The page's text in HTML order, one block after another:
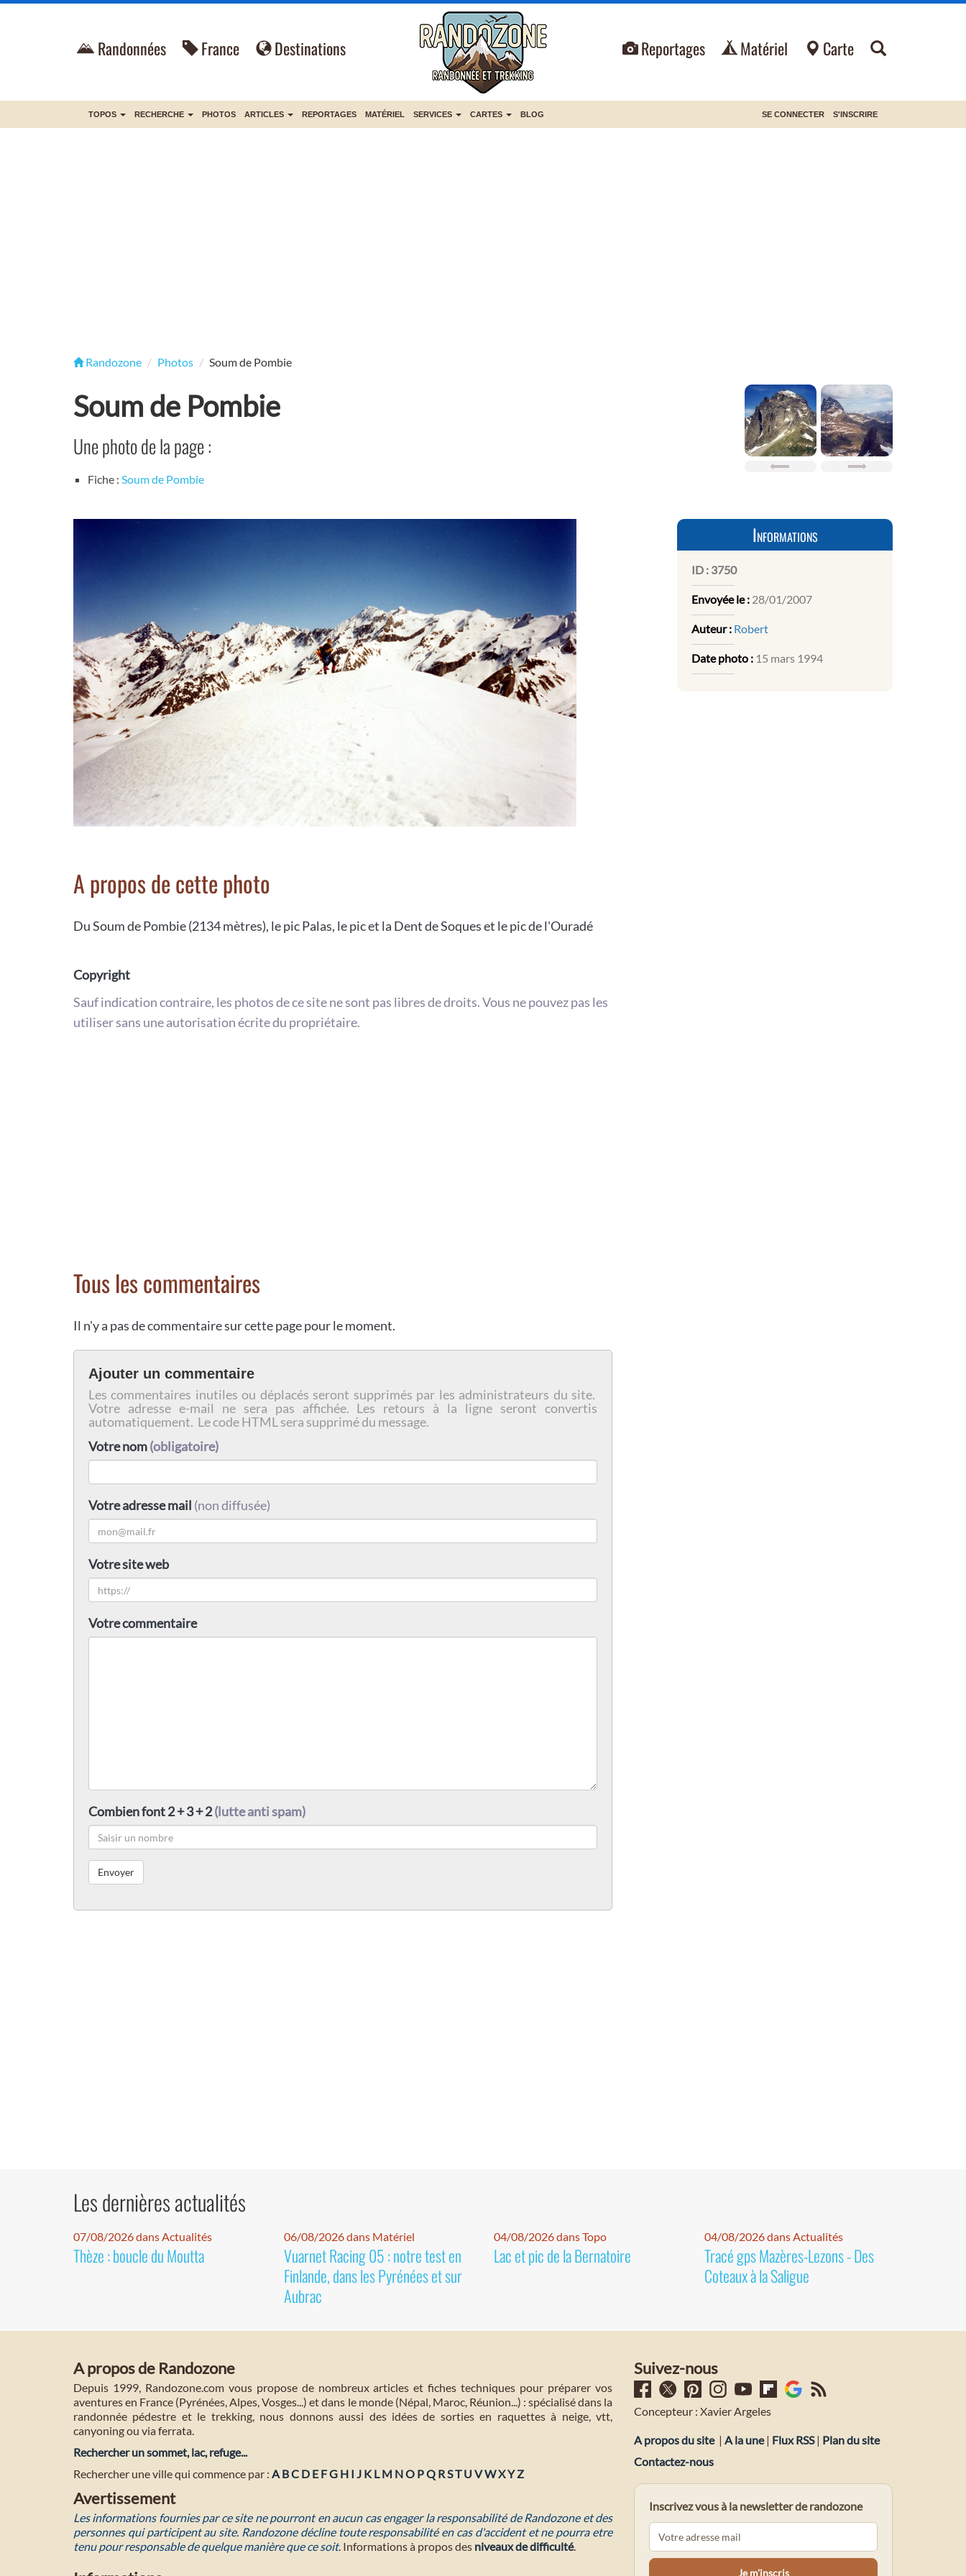
Randonnées France Destinations Reportages Matériel Carte
TOPOS RECHERCHE PHOTOS ARTICLES REPORTAGES MATÉRIEL SERVICES CARTES BLOG SE CONNECTER S'INSCRIRE
Randozone Photos Soum de Pombie
Soum de Pombie
Une photo de la page :
Fiche : Soum de Pombie
A propos de cette photo
Du Soum de Pombie (2134 mètres), le pic Palas, le pic et la Dent de Soques et le pic de l'Ouradé
Copyright
Sauf indication contraire, les photos de ce site ne sont pas libres de droits. Vous ne pouvez pas les
utiliser sans une autorisation écrite du propriétaire.
Tous les commentaires
Il n'y a pas de commentaire sur cette page pour le moment.
Ajouter un commentaire
Les commentaires inutiles ou déplacés seront supprimés par les administrateurs du site.
Votre adresse e-mail ne sera pas affichée. Les retours à la ligne seront convertis
automatiquement. Le code HTML sera supprimé du message.
Votre nom(obligatoire)
Votre adresse mail (non diffusée)
Votre site web
Votre commentaire
Combien font 2 + 3 + 2(lutte anti spam)
Informations
ID : 3750
Envoyée le : 28/01/2007
Auteur : Robert
Date photo : 15 mars 1994
Les dernières actualités
07/08/2026 dans Actualités
Thèze : boucle du Moutta
06/08/2026 dans Matériel
Vuarnet Racing 05 : notre test en
Finlande, dans les Pyrénées et sur
Aubrac
04/08/2026 dans Topo
Lac et pic de la Bernatoire
04/08/2026 dans Actualités
Tracé gps Mazères-Lezons - Des
Coteaux à la Saligue
A propos de Randozone
Depuis 1999, Randozone.com vous propose de nombreux articles et fiches techniques pour préparer vos
aventures en France (Pyrénées, Alpes, Vosges...) et dans le monde (Népal, Maroc, Réunion...) : spécialisé dans la
randonnée pédestre et le trekking, nous donnons aussi des idées de sorties en raquettes à neige, vtt,
canyoning ou via ferrata.
Rechercher un sommet, lac, refuge...
Rechercher une ville qui commence par : A BC D E FG H I J K L M NO PQ RST U VWXYZ
Avertissement
Les informations fournies par ce site ne pourront en aucun cas engager la responsabilité de Randozone et des
personnes qui participent au site. Randozone décline toute responsabilité en cas d'accident et ne pourra etre
tenu pour responsable de quelque manière que ce soit. Informations à propos des niveaux de difficulté.
Suivez-nous
Concepteur : Xavier Argeles
A propos du site | A la une| Flux RSS| Plan du site
Contactez-nous
Inscrivez vous à la newsletter de randozone